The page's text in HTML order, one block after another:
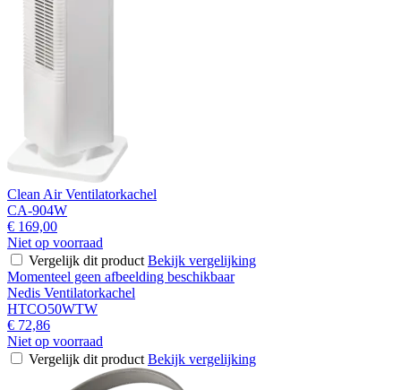
Clean Air Ventilatorkachel
CA-904W
€ 169,00
Niet op voorraad
Vergelijk dit product Bekijk vergelijking
Momenteel geen afbeelding beschikbaar
Nedis Ventilatorkachel
HTCO50WTW
€ 72,86
Niet op voorraad
Vergelijk dit product Bekijk vergelijking